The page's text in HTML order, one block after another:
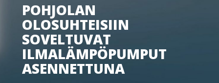
POHJOLAN
OLOSUHTEISIIN
SOVELTUVAT
ILMALÄMPÖPUMPUT
ASENNETTUNA